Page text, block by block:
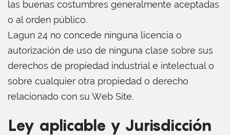
las buenas costumbres generalmente aceptadas
o al orden público.
Lagun 24 no concede ninguna licencia o
autorización de uso de ninguna clase sobre sus
derechos de propiedad industrial e intelectual o
sobre cualquier otra propiedad o derecho
relacionado con su Web Site.
Ley aplicable y Jurisdicción